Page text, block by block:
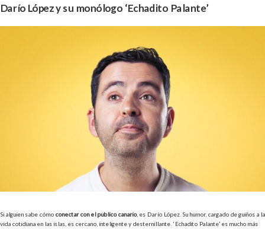
Darío López y su monólogo ‘Echadito Palante’
Si alguien sabe cómo conectar con el público canario, es Darío López. Su humor, cargado de guiños a la
vida cotidiana en las islas, es cercano, inteligente y desternillante. ‘Echadito Palante’ es mucho más